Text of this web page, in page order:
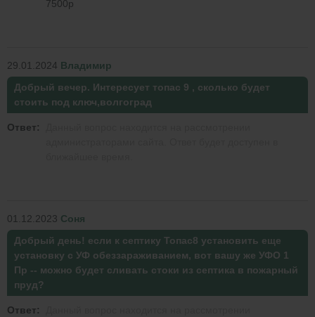
7500р
29.01.2024 Владимир
Добрый вечер. Интересует топас 9 , сколько будет
стоить под ключ,волгоград
Ответ:
01.12.2023 Соня
Добрый день! если к септику Топас8 установить еще
установку с УФ обеззараживанием, вот вашу же УФО 1
Пр -- можно будет сливать стоки из септика в пожарный
пруд?
Ответ: